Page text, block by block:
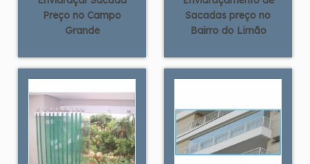
Preço no Campo
Grande
Sacadas preço no
Bairro do Limão